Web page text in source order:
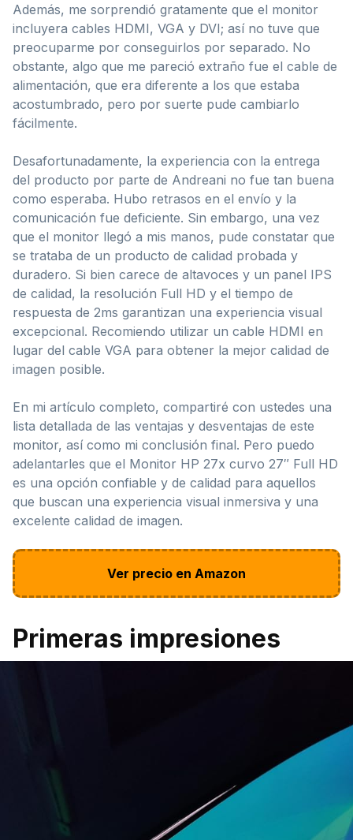
Además, me sorprendió gratamente que el monitor
incluyera cables HDMI, VGA y DVI; así no tuve que
preocuparme por conseguirlos por separado. No
obstante, algo que me pareció extraño fue el cable de
alimentación, que era diferente a los que estaba
acostumbrado, pero por suerte pude cambiarlo
fácilmente.
Desafortunadamente, la experiencia con la entrega
del producto por parte de Andreani no fue tan buena
como esperaba. Hubo retrasos en el envío y la
comunicación fue deficiente. Sin embargo, una vez
que el monitor llegó a mis manos, pude constatar que
se trataba de un producto de calidad probada y
duradero. Si bien carece de altavoces y un panel IPS
de calidad, la resolución Full HD y el tiempo de
respuesta de 2ms garantizan una experiencia visual
excepcional. Recomiendo utilizar un cable HDMI en
lugar del cable VGA para obtener la mejor calidad de
imagen posible.
En mi artículo completo, compartiré con ustedes una
lista detallada de las ventajas y desventajas de este
monitor, así como mi conclusión final. Pero puedo
adelantarles que el Monitor HP 27x curvo 27″ Full HD
es una opción confiable y de calidad para aquellos
que buscan una experiencia visual inmersiva y una
excelente calidad de imagen.
Ver precio en Amazon
Primeras impresiones